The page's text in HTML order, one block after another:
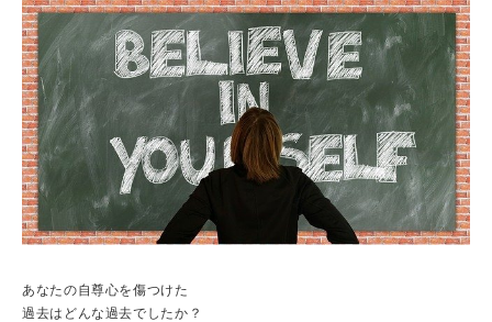
あなたの自尊心を傷つけた
過去はどんな過去でしたか？